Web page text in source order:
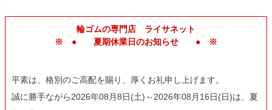
輪ゴムの専門店 ライサネット
※ ● 夏期休業日のお知らせ ● ※
平素は、格別のご高配を賜り、厚くお礼申し上げます。
誠に勝手ながら2026年08月8日(土)～2026年08月16日(日)は、夏